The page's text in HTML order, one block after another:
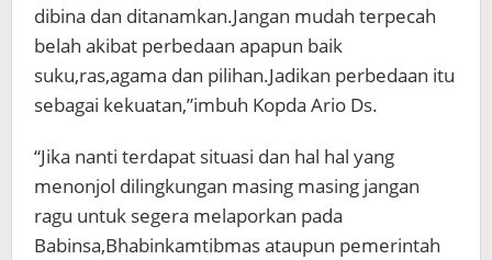
dibina dan ditanamkan.Jangan mudah terpecah
belah akibat perbedaan apapun baik
suku,ras,agama dan pilihan.Jadikan perbedaan itu
sebagai kekuatan,”imbuh Kopda Ario Ds.
“Jika nanti terdapat situasi dan hal hal yang
menonjol dilingkungan masing masing jangan
ragu untuk segera melaporkan pada
Babinsa,Bhabinkamtibmas ataupun pemerintah